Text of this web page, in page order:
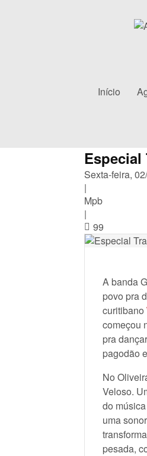
Início
Especial
Sexta-feira,
|
Mpb
|
99
A banda
povo pra
curitibano
começou
pra
pagodão
No
Veloso.
do
uma
pesada,